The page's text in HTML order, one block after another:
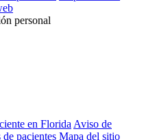
personal
en FloridaAviso de
pacientes Mapa del sitio